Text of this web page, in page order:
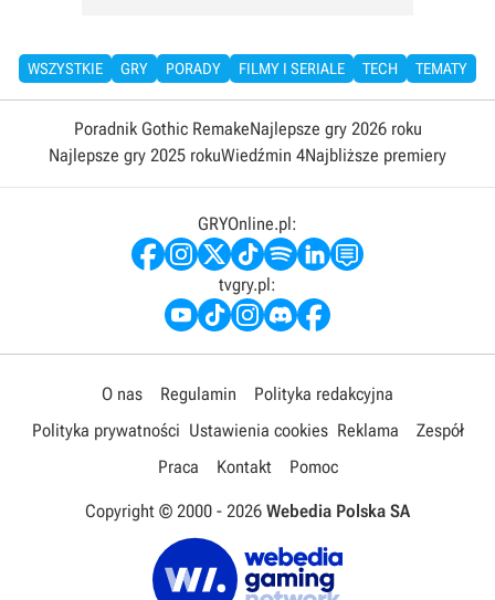
WSZYSTKIE GRY PORADY FILMY I SERIALE TECH TEMATY
Poradnik Gothic RemakeNajlepsze gry 2026 roku
Najlepsze gry 2025 rokuWiedźmin 4Najbliższe premiery
GRYOnline.pl:
tvgry.pl:
O nas Regulamin
Polityka redakcyjna
Polityka prywatności Ustawienia cookies Reklama
Zespół
Praca
Kontakt Pomoc
Copyright © 2000 - 2026 Webedia Polska SA